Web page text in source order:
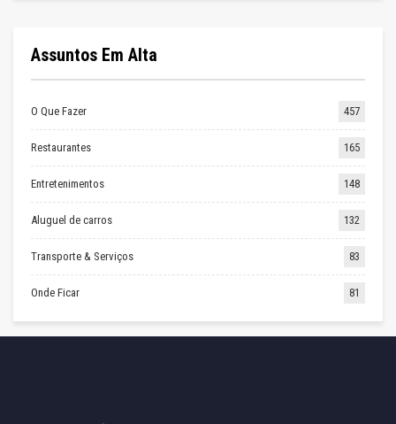
Assuntos Em Alta
O Que Fazer 457
Restaurantes 165
Entretenimentos 148
Aluguel de carros 132
Transporte & Serviços 83
Onde Ficar 81